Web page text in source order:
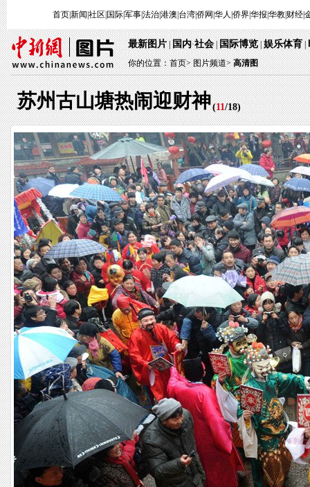
首页|新闻 社区 国际|军事|法治|港澳 台湾|侨网 华人 侨界|华报 华教| 财经|
最新图片|国内·社会|国际博览|娱乐体育|
你的位置：首页>图片频道> 高清图
苏州古山塘热闹迎财神(11/18)